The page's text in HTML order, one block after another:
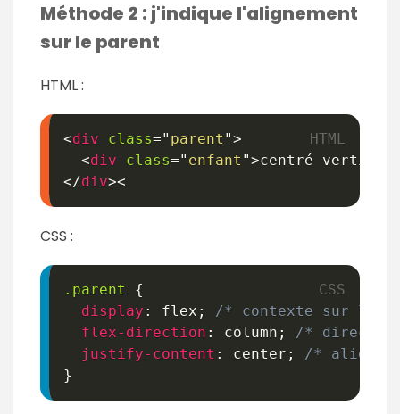
Méthode 2 : j'indique l'alignement
sur le parent
HTML :
<div class=" parent ">
<div class=" enfant ">centré
</div><
CSS :
.parent
{
display : flex ;
/* contexte sur le
flex-direction : column ;
/*
justify-content : center ;
/*
}